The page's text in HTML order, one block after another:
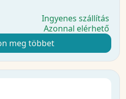
Ingyenes szállítás
Azonnal elérhető
meg többet